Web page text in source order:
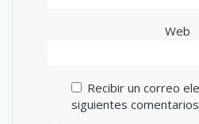
Web
Recibir un correo
siguientes